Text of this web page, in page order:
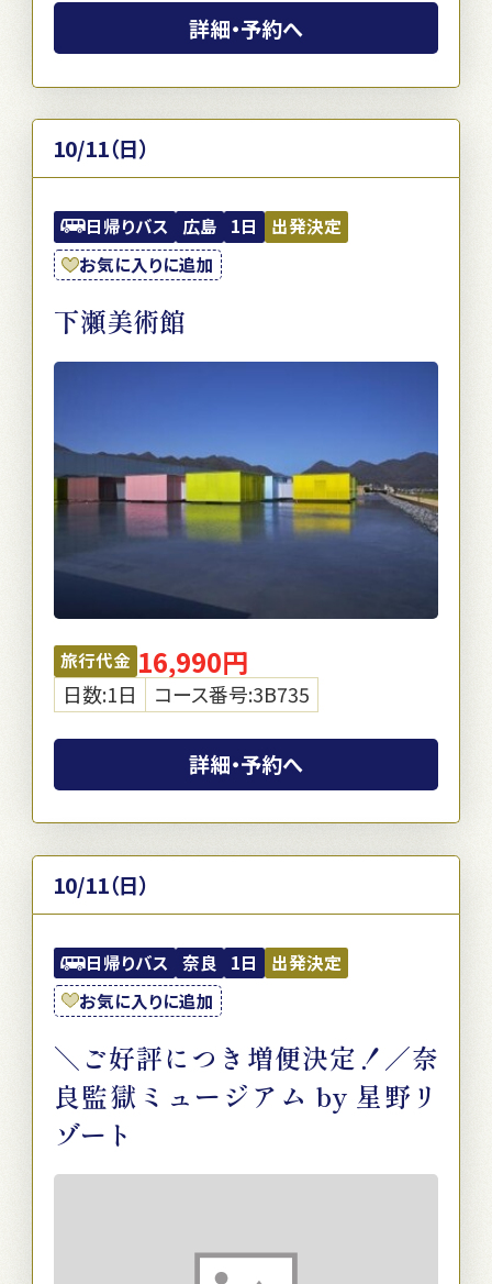
詳細・予約へ
10/11（日）
日帰りバス 広島 1日
出発決定
お気に入りに追加
下瀬美術館
旅行代金 16,990円
日数:1日 コース番号:3B735
詳細・予約へ
10/11（日）
日帰りバス 奈良 1日
出発決定
お気に入りに追加
＼ご好評につき増便決定！／奈
良監獄ミュージアム by 星野リ
ゾート